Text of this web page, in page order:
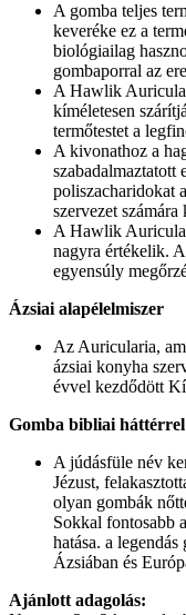
A gomba teljes
keveréke ez a
biológiailag
gombaporral az
A Hawlik
kíméletesen
termőtestet a
A kivonathoz a
szabadalmaztatott
poliszacharidokat
szervezet
A Hawlik
nagyra értékelik.
egyensúly
Ázsiai alapélelmiszer
Az Auricularia,
ázsiai konyha
évvel kezdődött
Gomba bibliai háttérrel
A júdásfüle név
Jézust,
olyan gombák
Sokkal fontosabb
hatása. a
Ázsiában és
Ajánlott adagolás: